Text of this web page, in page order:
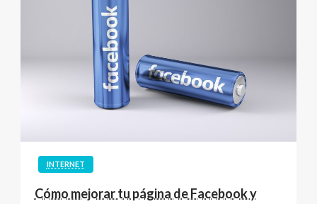
INTERNET
Cómo mejorar tu página de Facebook y